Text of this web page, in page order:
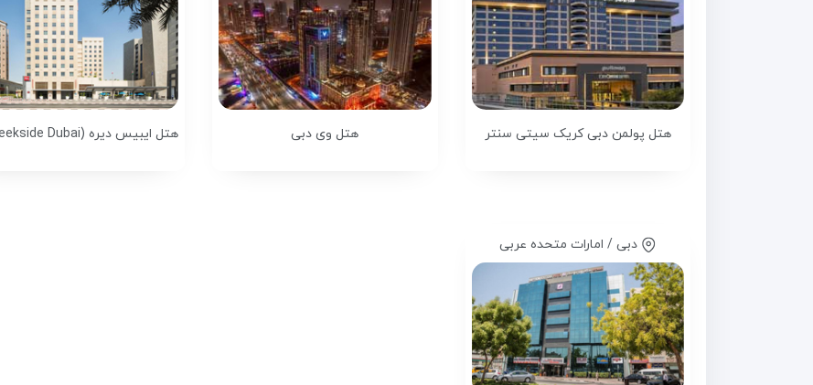
هتل پولمن دبی کریک سیتی سنتر هتل وی دبی
دبی / امارات متحده عربی